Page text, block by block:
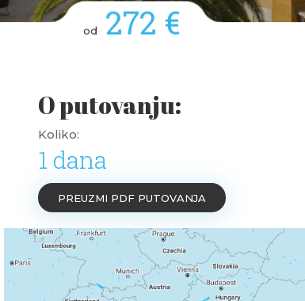
od 272 €
O putovanju:
Koliko:
1 dana
PREUZMI PDF PUTOVANJA